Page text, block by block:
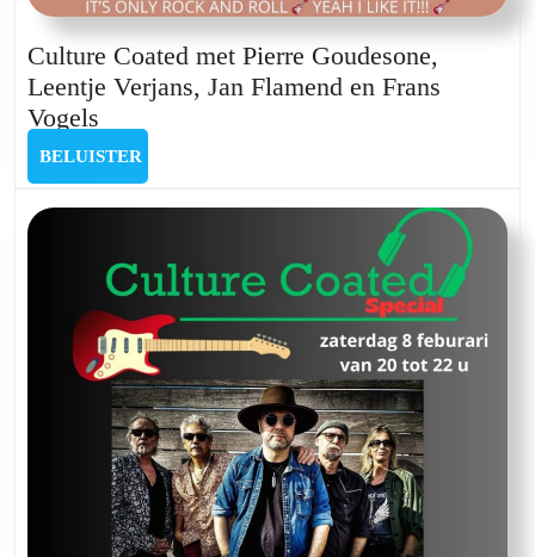
Culture Coated met Pierre Goudesone,
Leentje Verjans, Jan Flamend en Frans
Vogels
Coated
met
Pierre
Leentje
Verjans,
Jan
Flamend
en
Frans
Vogels
BELUISTER